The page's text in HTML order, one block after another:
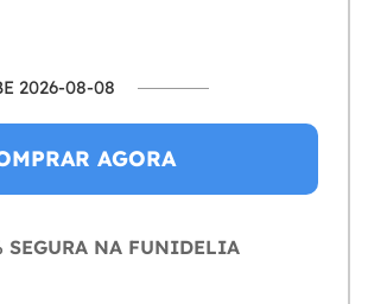
2026-08-08
AGORA
SEGURA NA FUNIDELIA